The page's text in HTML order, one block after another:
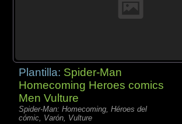
Plantilla: Spider-Man
Homecoming Heroes comics
Men Vulture
Spider-Man: Homecoming, Héroes del
cómic, Varón, Vulture